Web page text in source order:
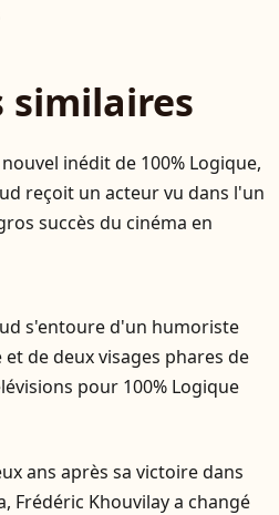
similaires
inédit de 100% Logique,
reçoit un acteur vu dans l'un
succès du cinéma en
s'entoure d'un humoriste
de deux visages phares de
pour 100% Logique
ans après sa victoire dans
Frédéric Khouvilay a changé